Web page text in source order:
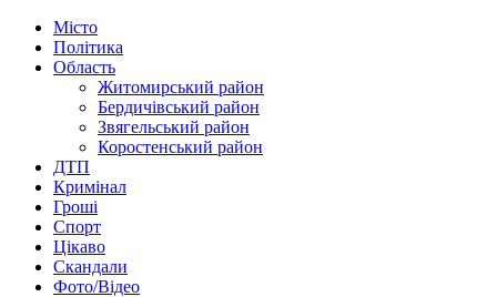
Місто
Політика
Область
Житомирський район
Бердичівський район
Звягельський район
Коростенський район
ДТП
Кримінал
Гроші
Спорт
Цікаво
Скандали
Фото/Відео